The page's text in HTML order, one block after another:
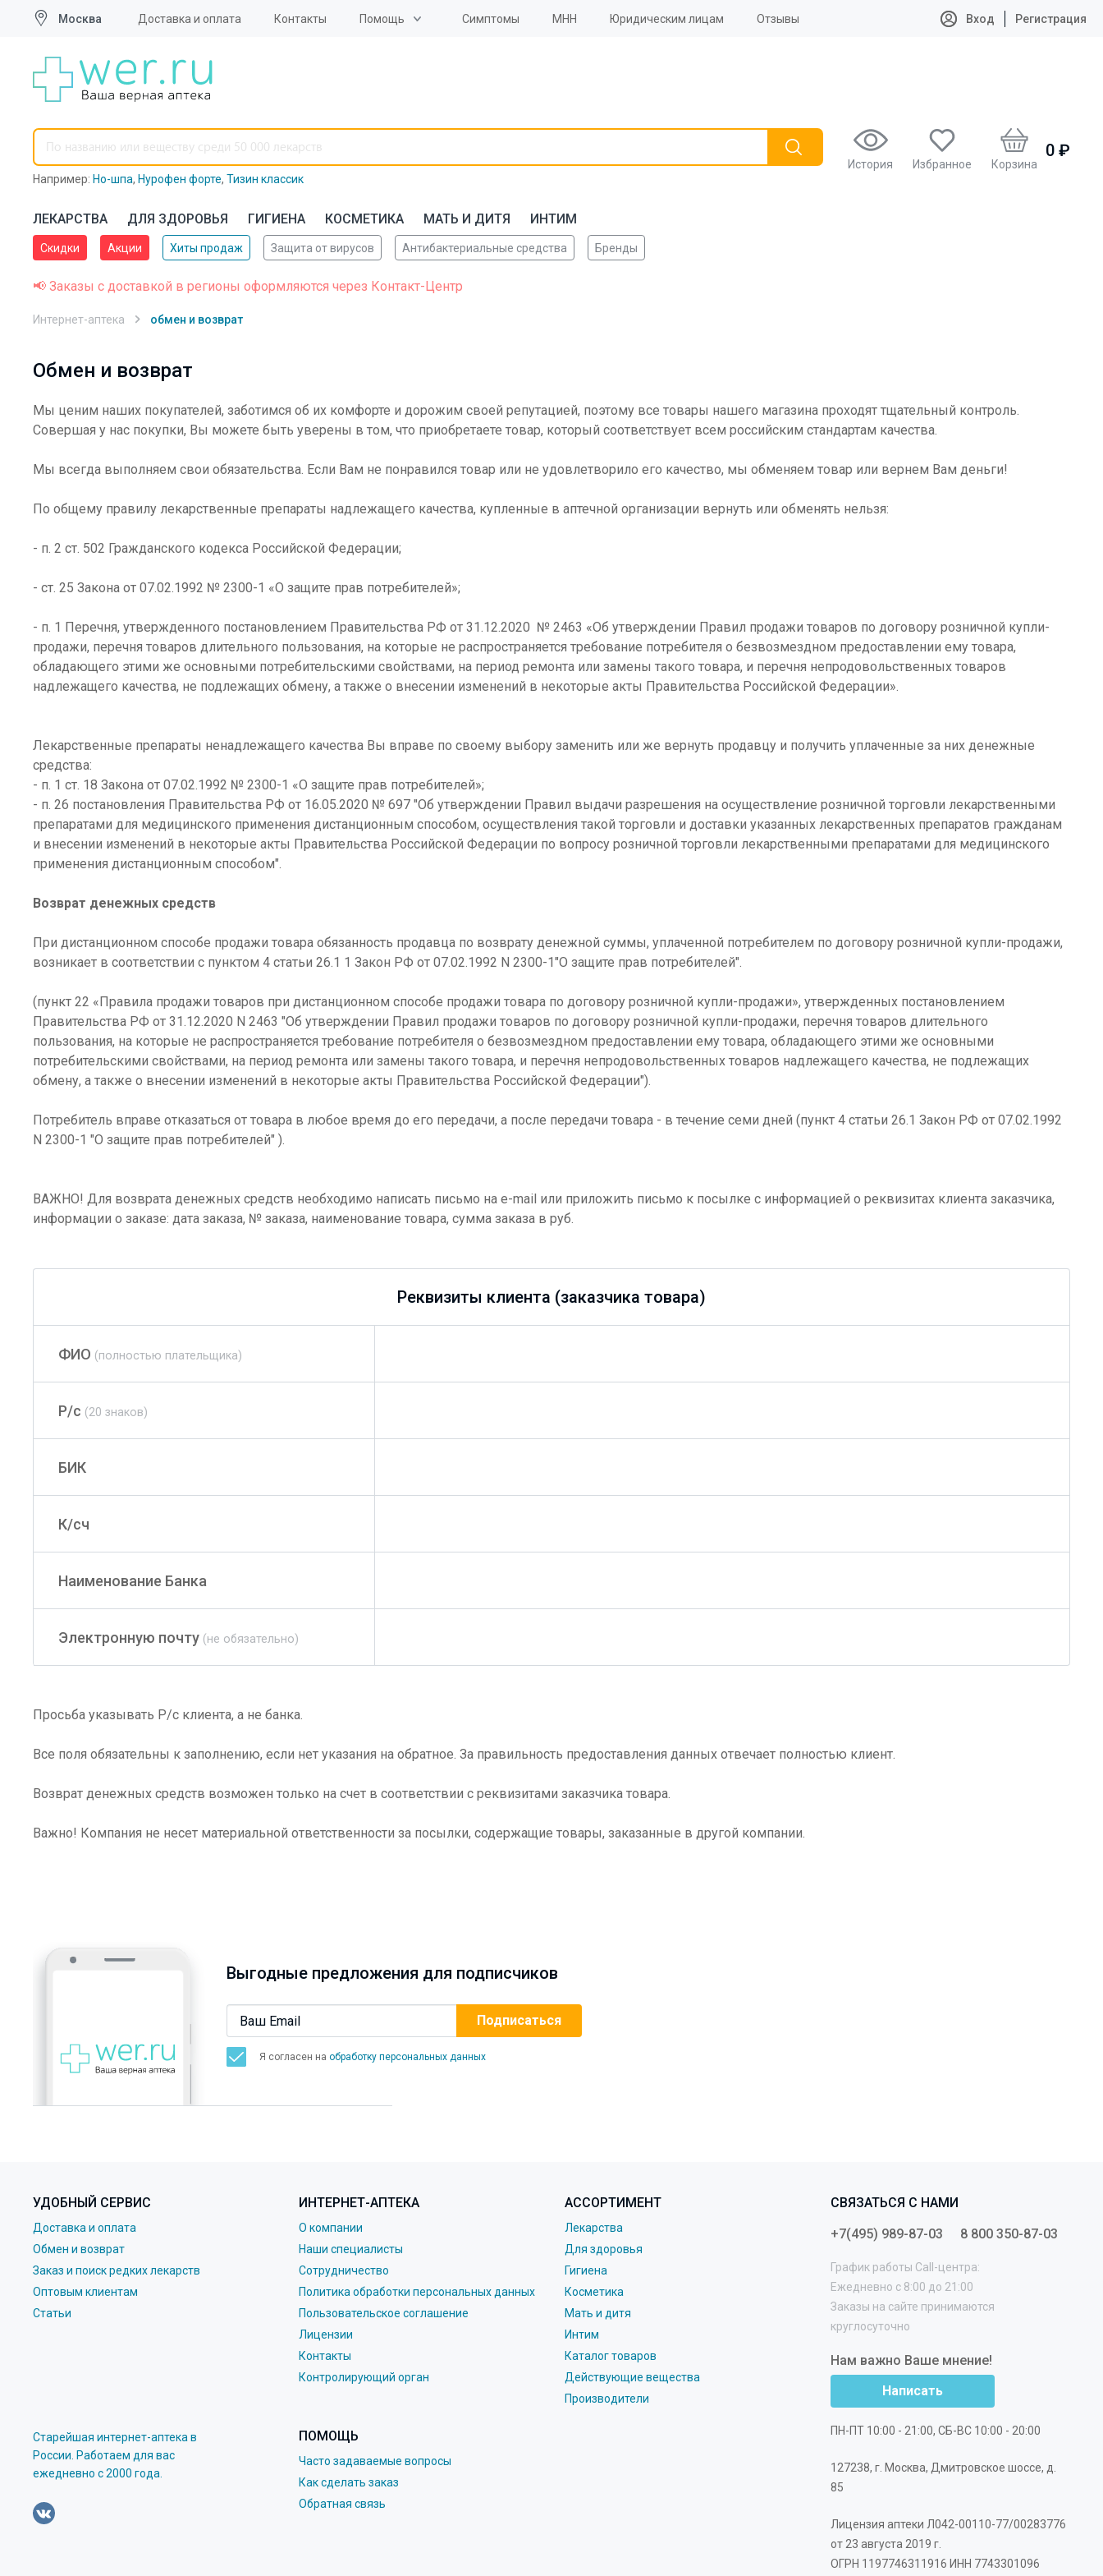
Москва Доставка и оплата Контакты Помощь Симптомы МНН Юридическим лицам Отзывы Вход Регистрация
История Избранное Корзина
0 ₽
Например: Но-шпа, Нурофен форте, Тизин классик
ЛЕКАРСТВА ДЛЯ ЗДОРОВЬЯ ГИГИЕНА КОСМЕТИКА МАТЬ И ДИТЯ ИНТИМ
Скидки Акции Хиты продаж Защита от вирусов Антибактериальные средства Бренды
📢 Заказы с доставкой в регионы оформляются через Контакт-Центр
Интернет-аптека обмен и возврат
Обмен и возврат
Мы ценим наших покупателей, заботимся об их комфорте и дорожим своей репутацией, поэтому все товары нашего магазина проходят тщательный контроль.
Совершая у нас покупки, Вы можете быть уверены в том, что приобретаете товар, который соответствует всем российским стандартам качества.
Мы всегда выполняем свои обязательства. Если Вам не понравился товар или не удовлетворило его качество, мы обменяем товар или вернем Вам деньги!
По общему правилу лекарственные препараты надлежащего качества, купленные в аптечной организации вернуть или обменять нельзя:
- п. 2 ст. 502 Гражданского кодекса Российской Федерации;
- ст. 25 Закона от 07.02.1992 № 2300-1 «О защите прав потребителей»;
- п. 1 Перечня, утвержденного постановлением Правительства РФ от 31.12.2020 № 2463 «Об утверждении Правил продажи товаров по договору розничной купли-
продажи, перечня товаров длительного пользования, на которые не распространяется требование потребителя о безвозмездном предоставлении ему товара,
обладающего этими же основными потребительскими свойствами, на период ремонта или замены такого товара, и перечня непродовольственных товаров
надлежащего качества, не подлежащих обмену, а также о внесении изменений в некоторые акты Правительства Российской Федерации».
Лекарственные препараты ненадлежащего качества Вы вправе по своему выбору заменить или же вернуть продавцу и получить уплаченные за них денежные
средства:
- п. 1 ст. 18 Закона от 07.02.1992 № 2300-1 «О защите прав потребителей»;
- п. 26 постановления Правительства РФ от 16.05.2020 № 697 "Об утверждении Правил выдачи разрешения на осуществление розничной торговли лекарственными
препаратами для медицинского применения дистанционным способом, осуществления такой торговли и доставки указанных лекарственных препаратов гражданам
и внесении изменений в некоторые акты Правительства Российской Федерации по вопросу розничной торговли лекарственными препаратами для медицинского
применения дистанционным способом".
Возврат денежных средств
При дистанционном способе продажи товара обязанность продавца по возврату денежной суммы, уплаченной потребителем по договору розничной купли-продажи,
возникает в соответствии с пунктом 4 статьи 26.1 1 Закон РФ от 07.02.1992 N 2300-1"О защите прав потребителей".
(пункт 22 «Правила продажи товаров при дистанционном способе продажи товара по договору розничной купли-продажи», утвержденных постановлением
Правительства РФ от 31.12.2020 N 2463 "Об утверждении Правил продажи товаров по договору розничной купли-продажи, перечня товаров длительного
пользования, на которые не распространяется требование потребителя о безвозмездном предоставлении ему товара, обладающего этими же основными
потребительскими свойствами, на период ремонта или замены такого товара, и перечня непродовольственных товаров надлежащего качества, не подлежащих
обмену, а также о внесении изменений в некоторые акты Правительства Российской Федерации").
Потребитель вправе отказаться от товара в любое время до его передачи, а после передачи товара - в течение семи дней (пункт 4 статьи 26.1 Закон РФ от 07.02.1992
N 2300-1 "О защите прав потребителей" ).
ВАЖНО! Для возврата денежных средств необходимо написать письмо на e-mail или приложить письмо к посылке с информацией о реквизитах клиента заказчика,
информации о заказе: дата заказа, № заказа, наименование товара, сумма заказа в руб.
Реквизиты клиента (заказчика товара)
ФИО (полностью плательщика)
Р/с (20 знаков)
БИК
К/сч
Наименование Банка
Электронную почту (не обязательно)
Просьба указывать Р/с клиента, а не банка.
Все поля обязательны к заполнению, если нет указания на обратное. За правильность предоставления данных отвечает полностью клиент.
Возврат денежных средств возможен только на счет в соответствии с реквизитами заказчика товара.
Важно! Компания не несет материальной ответственности за посылки, содержащие товары, заказанные в другой компании.
Выгодные предложения для подписчиков
Я согласен на обработку персональных данных
СВЯЗАТЬСЯ С НАМИ
+7(495) 989-87-03
8 800 350-87-03
График работы Call-центра:
Ежедневно с 8:00 до 21:00
Заказы на сайте принимаются
круглосуточно
Нам важно Ваше мнение!
Написать
ПН-ПТ 10:00 - 21:00, СБ-ВС 10:00 - 20:00
127238, г. Москва, Дмитровское шоссе, д.
85
Лицензия аптеки Л042-00110-77/00283776
от 23 августа 2019 г.
ОГРН 1197746311916 ИНН 7743301096
УДОБНЫЙ СЕРВИС
Доставка и оплата
Обмен и возврат
Заказ и поиск редких лекарств
Оптовым клиентам
Статьи
ИНТЕРНЕТ-АПТЕКА
О компании
Наши специалисты
Сотрудничество
Политика обработки персональных данных
Пользовательское соглашение
Лицензии
Контакты
Контролирующий орган
АССОРТИМЕНТ
Лекарства
Для здоровья
Гигиена
Косметика
Мать и дитя
Интим
Каталог товаров
Действующие вещества
Производители
Старейшая интернет-аптека в
России. Работаем для вас
eжедневно с 2000 года.
ПОМОЩЬ
Часто задаваемые вопросы
Как сделать заказ
Обратная связь